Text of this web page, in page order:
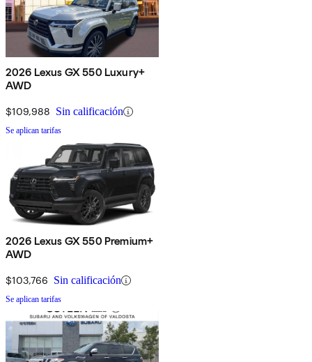
2026 Lexus GX 550 Luxury+
AWD
$109,988 Sin calificación
Se aplican tarifas
2026 Lexus GX 550 Premium+
AWD
$103,766 Sin calificación
Se aplican tarifas